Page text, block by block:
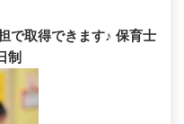
で取得できます♪ 保育士
制